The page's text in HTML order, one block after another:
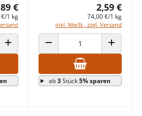
€
1 kg
ANZAHL ERHÖHEN
2,59 €
74,00 €/1 kg
inkl. MwSt., zzgl. Versand
ANZAHL VERRINGERN ANZAHL
ab3Stück5% sparen